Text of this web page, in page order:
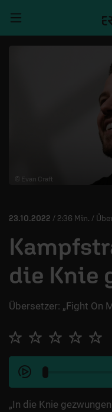
MITMACHEN
ÜBER UNS
© Evan Craft
23.10.2022 / 2:36 Min. /
die Knie
Übersetzer: „Fight On
„In die Knie